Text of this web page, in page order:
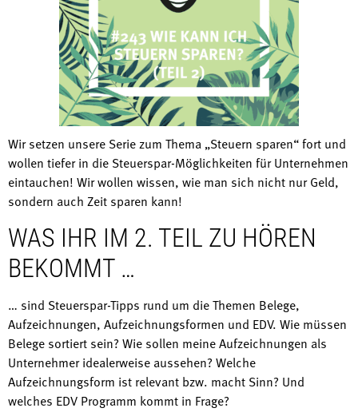
Wir setzen unsere Serie zum Thema „Steuern sparen“ fort und
wollen tiefer in die Steuerspar-Möglichkeiten für Unternehmen
eintauchen! Wir wollen wissen, wie man sich nicht nur Geld,
sondern auch Zeit sparen kann!
WAS IHR IM 2. TEIL ZU HÖREN
BEKOMMT …
… sind Steuerspar-Tipps rund um die Themen Belege,
Aufzeichnungen, Aufzeichnungsformen und EDV. Wie müssen
Belege sortiert sein? Wie sollen meine Aufzeichnungen als
Unternehmer idealerweise aussehen? Welche
Aufzeichnungsform ist relevant bzw. macht Sinn? Und
welches EDV Programm kommt in Frage?